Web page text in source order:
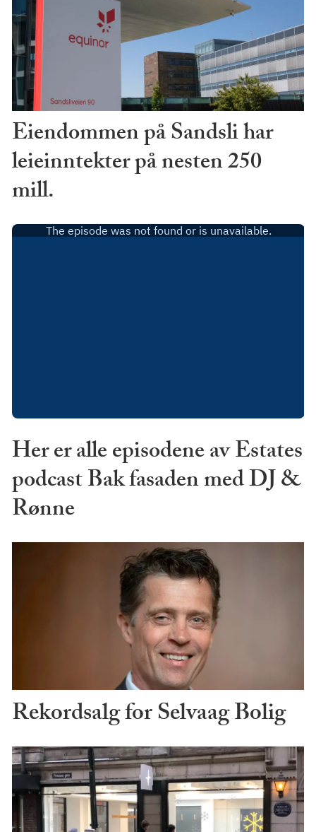
Eiendommen på Sandsli har
leieinntekter på nesten 250
mill.
Her er alle episodene av Estates
podcast Bak fasaden med DJ &
Rønne
Rekordsalg for Selvaag Bolig